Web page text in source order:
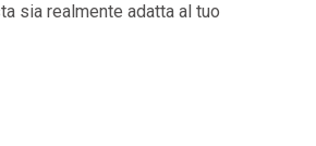
sia realmente adatta al tuo